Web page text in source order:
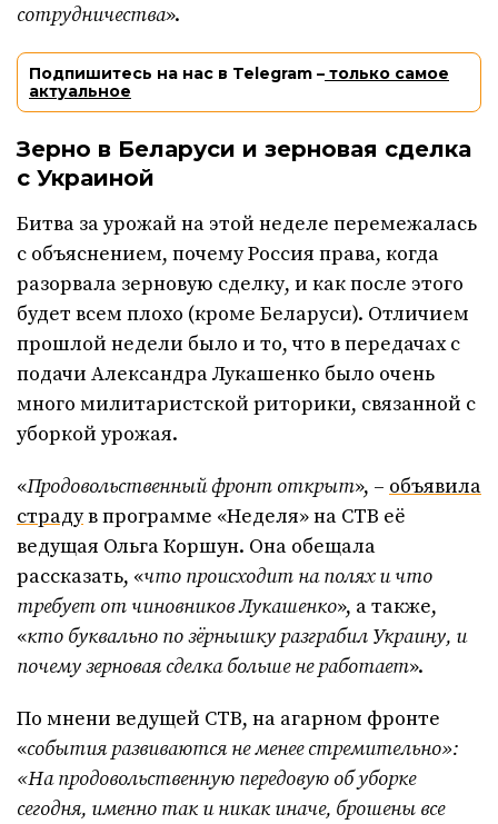
сотрудничества».
Подпишитесь на нас в Telegram – только самое
актуальное
Зерно в Беларуси и зерновая сделка
с Украиной
Битва за урожай на этой неделе перемежалась
с объяснением, почему Россия права, когда
разорвала зерновую сделку, и как после этого
будет всем плохо (кроме Беларуси). Отличием
прошлой недели было и то, что в передачах с
подачи Александра Лукашенко было очень
много милитаристской риторики, связанной с
уборкой урожая.
«Продовольственный фронт открыт», – объявила
страдув программе «Неделя» на СТВ её
ведущая Ольга Коршун. Она обещала
рассказать, «что происходит на полях и что
требует от чиновников Лукашенко», а также,
«кто буквально по зёрнышку разграбил Украину, и
почему зерновая сделка больше не работает».
По мнени ведущей СТВ, на агарном фронте
«события развиваются не менее стремительно»:
«На продовольственную передовую об уборке
сегодня, именно так и никак иначе, брошены все